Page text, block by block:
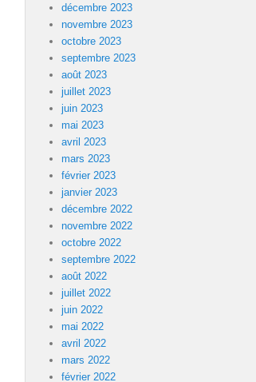
décembre 2023
novembre 2023
octobre 2023
septembre 2023
août 2023
juillet 2023
juin 2023
mai 2023
avril 2023
mars 2023
février 2023
janvier 2023
décembre 2022
novembre 2022
octobre 2022
septembre 2022
août 2022
juillet 2022
juin 2022
mai 2022
avril 2022
mars 2022
février 2022